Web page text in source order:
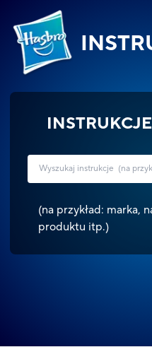
(na przykład: marka,
produktu itp.)